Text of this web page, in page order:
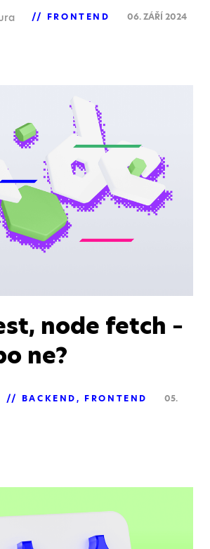
FRONTEND 06. ZÁŘÍ 2024
node fetch –
ne?
BACKEND FRONTEND
05.